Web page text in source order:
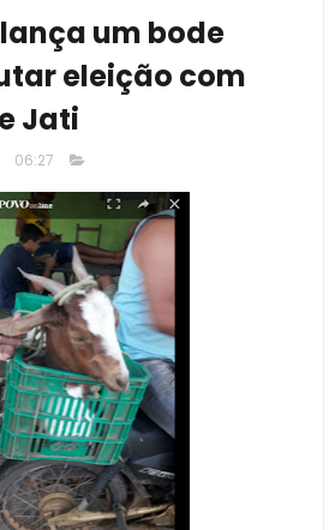
um bode
eleição com
Jati
06:27